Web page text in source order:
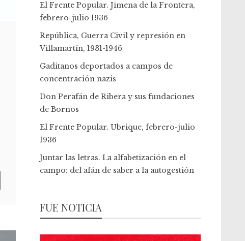
El Frente Popular. Jimena de la Frontera,
febrero-julio 1936
República, Guerra Civil y represión en
Villamartín, 1931-1946
Gaditanos deportados a campos de
concentración nazis
Don Perafán de Ribera y sus fundaciones
de Bornos
El Frente Popular. Ubrique, febrero-julio
1936
Juntar las letras. La alfabetización en el
campo: del afán de saber a la autogestión
FUE NOTICIA